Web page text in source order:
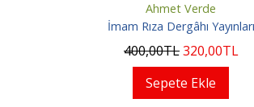
Ahmet Verde
İmam Rıza Dergâhı Yayınları
400,00TL320,00TL
Sepete Ekle